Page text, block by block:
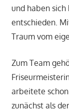
und haben
entschieden.
Traum vom
Zum Team
arbeitete
zunächst als